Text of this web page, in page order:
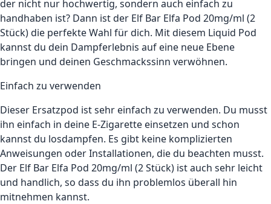
der nicht nur hochwertig, sondern auch einfach zu
handhaben ist? Dann ist der Elf Bar Elfa Pod 20mg/ml (2
Stück) die perfekte Wahl für dich. Mit diesem Liquid Pod
kannst du dein Dampferlebnis auf eine neue Ebene
bringen und deinen Geschmackssinn verwöhnen.
Einfach zu verwenden
Dieser Ersatzpod ist sehr einfach zu verwenden. Du musst
ihn einfach in deine E-Zigarette einsetzen und schon
kannst du losdampfen. Es gibt keine komplizierten
Anweisungen oder Installationen, die du beachten musst.
Der Elf Bar Elfa Pod 20mg/ml (2 Stück) ist auch sehr leicht
und handlich, so dass du ihn problemlos überall hin
mitnehmen kannst.